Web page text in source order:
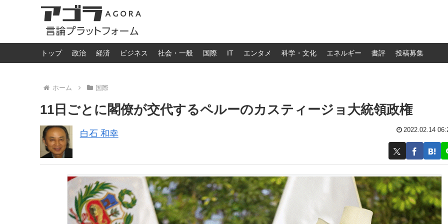
トップ 政治 経済 ビジネス 社会・一般 国際 IT エンタメ 科学・文化 エネルギー 書評 投稿募集
ホーム 国際
11日ごとに閣僚が交代するペルーのカスティージョ大統領政権
白石 和幸 2022.02.14